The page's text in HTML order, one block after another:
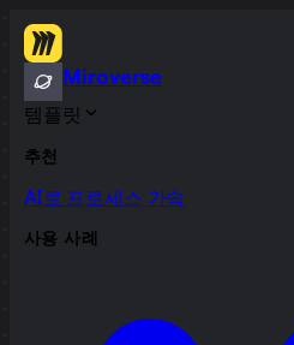
Miroverse
템플릿
추천
AI로 프로세스 가속
사용 사례